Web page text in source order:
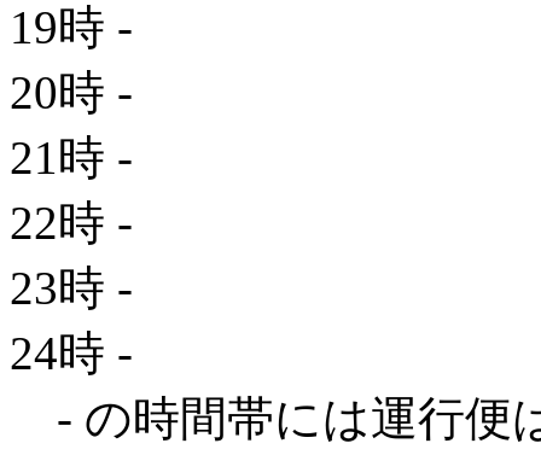
19時 -
20時 -
21時 -
22時 -
23時 -
24時 -
- の時間帯には運行便